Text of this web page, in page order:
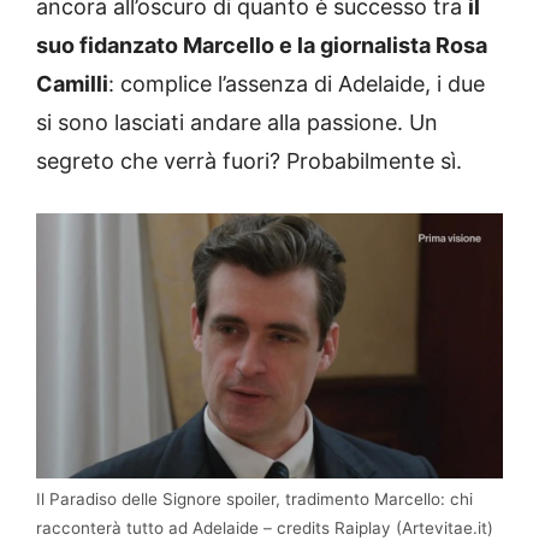
ancora all’oscuro di quanto è successo tra il
suo fidanzato Marcello e la giornalista Rosa
Camilli: complice l’assenza di Adelaide, i due
si sono lasciati andare alla passione. Un
segreto che verrà fuori? Probabilmente sì.
Il Paradiso delle Signore spoiler, tradimento Marcello: chi
racconterà tutto ad Adelaide – credits Raiplay (Artevitae.it)